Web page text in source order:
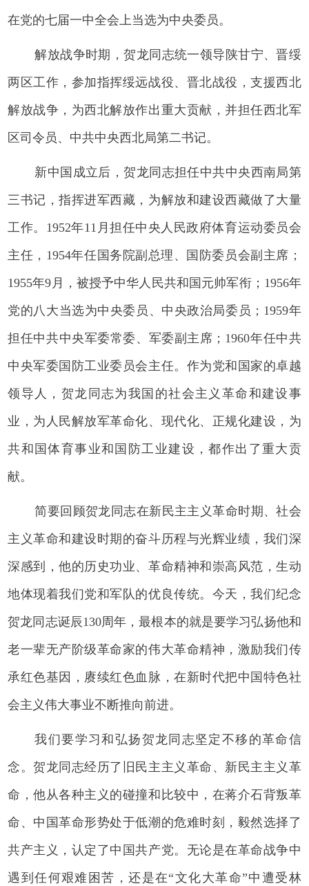
在党的七届一中全会上当选为中央委员。
解放战争时期，贺龙同志统一领导陕甘宁、晋绥
两区工作，参加指挥绥远战役、晋北战役，支援西北
解放战争，为西北解放作出重大贡献，并担任西北军
区司令员、中共中央西北局第二书记。
新中国成立后，贺龙同志担任中共中央西南局第
三书记，指挥进军西藏，为解放和建设西藏做了大量
工作。1952年11月担任中央人民政府体育运动委员会
主任，1954年任国务院副总理、国防委员会副主席；
1955年9月，被授予中华人民共和国元帅军衔；1956年
党的八大当选为中央委员、中央政治局委员；1959年
担任中共中央军委常委、军委副主席；1960年任中共
中央军委国防工业委员会主任。作为党和国家的卓越
领导人，贺龙同志为我国的社会主义革命和建设事
业，为人民解放军革命化、现代化、正规化建设，为
共和国体育事业和国防工业建设，都作出了重大贡
献。
简要回顾贺龙同志在新民主主义革命时期、社会
主义革命和建设时期的奋斗历程与光辉业绩，我们深
深感到，他的历史功业、革命精神和崇高风范，生动
地体现着我们党和军队的优良传统。今天，我们纪念
贺龙同志诞辰130周年，最根本的就是要学习弘扬他和
老一辈无产阶级革命家的伟大革命精神，激励我们传
承红色基因，赓续红色血脉，在新时代把中国特色社
会主义伟大事业不断推向前进。
我们要学习和弘扬贺龙同志坚定不移的革命信
念。贺龙同志经历了旧民主主义革命、新民主主义革
命，他从各种主义的碰撞和比较中，在蒋介石背叛革
命、中国革命形势处于低潮的危难时刻，毅然选择了
共产主义，认定了中国共产党。无论是在革命战争中
遇到任何艰难困苦，还是在“文化大革命”中遭受林